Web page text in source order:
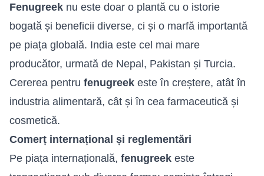
Fenugreek nu este doar o plantă cu o istorie
bogată și beneficii diverse, ci și o marfă importantă
pe piața globală. India este cel mai mare
producător, urmată de Nepal, Pakistan și Turcia.
Cererea pentru fenugreek este în creștere, atât în
industria alimentară, cât și în cea farmaceutică și
cosmetică.
Comerț internațional și reglementări
Pe piața internațională, fenugreek este